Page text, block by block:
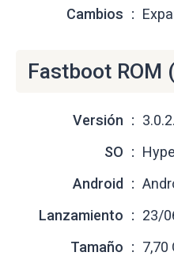
Cambios
Fastboot ROM
Versión
SO
Android
Lanzamiento
23/
Tamaño
7,70